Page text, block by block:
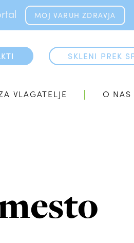
MOJ VARUH ZDRAVJA
SKLENI PREK
VLAGATELJE O NAS